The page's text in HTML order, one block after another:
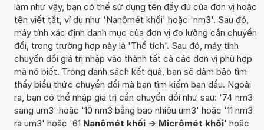
làm như vậy, bạn có thể sử dụng tên đầy đủ của đơn vị hoặc
tên viết tắt, ví dụ như 'Nanômét khối' hoặc 'nm3'. Sau đó,
máy tính xác định danh mục của đơn vị đo lường cần chuyển
đổi, trong trường hợp này là 'Thể tích'. Sau đó, máy tính
chuyển đổi giá trị nhập vào thành tất cả các đơn vị phù hợp
mà nó biết. Trong danh sách kết quả, bạn sẽ đảm bảo tìm
thấy biểu thức chuyển đổi mà bạn tìm kiếm ban đầu. Ngoài
ra, bạn có thể nhập giá trị cần chuyển đổi như sau: '74 nm3
sang um3' hoặc '10 nm3 bằng bao nhiêu um3' hoặc '11 nm3
ra um3' hoặc '61 Nanômét khối -> Micrômét khối' hoặc